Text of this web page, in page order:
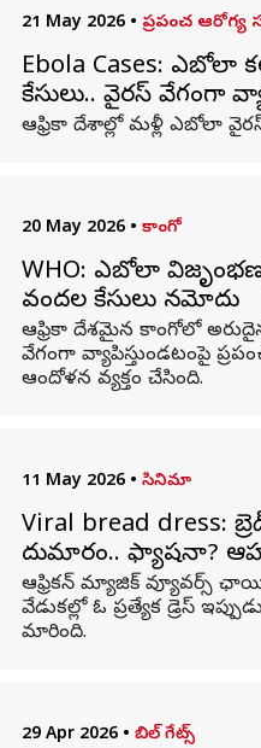
21 May 2026 • ప్రపంచ ఆరోగ్య
Ebola Cases: ఎబోలా
కేసులు.. వైరస్ వేగంగా
ఆఫ్రికా దేశాల్లో మళ్లీ ఎబోలా
20 May 2026 • కాంగో
WHO: ఎబోలా
వందల కేసులు నమోదు
ఆఫ్రికా దేశమైన కాంగోలో
వేగంగా వ్యాపిస్తుండటంపై
ఆందోళన వ్యక్తం చేసింది.
11 May 2026 • సినిమా
Viral bread dress:
దుమారం.. ఫ్యాషనా?
ఆఫ్రికన్ మ్యాజిక్ వ్యూవర్స్
వేడుకల్లో ఓ ప్రత్యేక డ్రెస్
మారింది.
29 Apr 2026 • బిల్ గేట్స్